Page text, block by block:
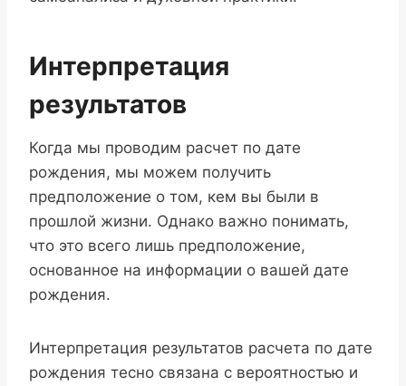
Интерпретация
результатов
Когда мы проводим расчет по дате
рождения, мы можем получить
предположение о том, кем вы были в
прошлой жизни. Однако важно понимать,
что это всего лишь предположение,
основанное на информации о вашей дате
рождения.
Интерпретация результатов расчета по дате
рождения тесно связана с вероятностью и